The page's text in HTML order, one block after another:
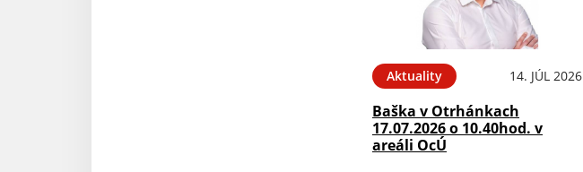
Aktuality 14. JÚL 2026
Baška v Otrhánkach
17.07.2026 o 10.40hod. v
areáli OcÚ